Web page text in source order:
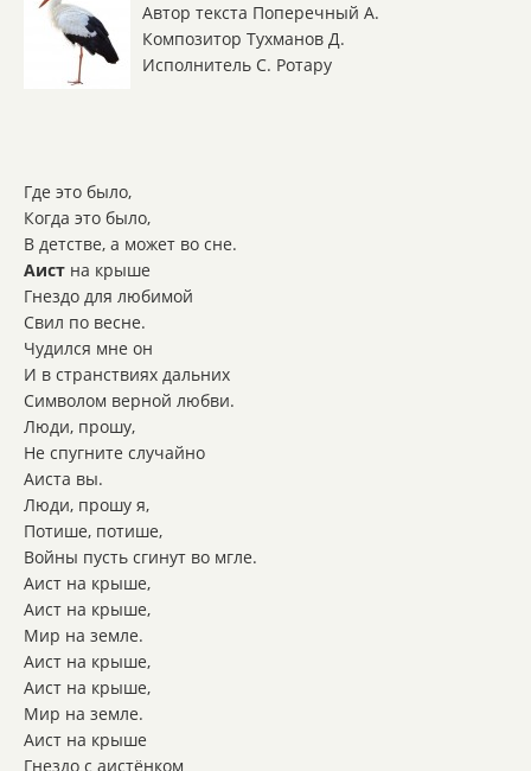
Автор текста Поперечный А.
Композитор Тухманов Д.
Исполнитель С. Ротару
Где это было,
Когда это было,
В детстве, а может во сне.
Аист на крыше
Гнездо для любимой
Свил по весне.
Чудился мне он
И в странствиях дальних
Символом верной любви.
Люди, прошу,
Не спугните случайно
Аиста вы.
Люди, прошу я,
Потише, потише,
Войны пусть сгинут во мгле.
Аист на крыше,
Аист на крыше,
Мир на земле.
Аист на крыше,
Аист на крыше,
Мир на земле.
Аист на крыше
Гнездо с аистёнком